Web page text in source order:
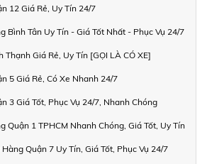
12 Giá Rẻ, Uy Tín 24/7
Bình Tân Uy Tín - Giá Tốt Nhất - Phục Vụ 24/7
Thạnh Giá Rẻ, Uy Tín [GỌI LÀ CÓ XE]
5 Giá Rẻ, Có Xe Nhanh 24/7
3 Giá Tốt, Phục Vụ 24/7, Nhanh Chóng
Quận 1 TPHCM Nhanh Chóng, Giá Tốt, Uy Tín
Quận 7 Uy Tín, Giá Tốt, Phục Vụ 24/7